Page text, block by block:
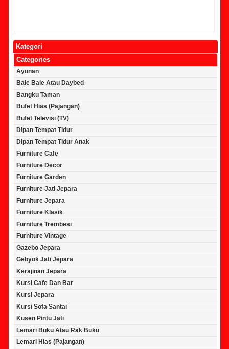
Kategori
Categories
Ayunan
Bale Bale Atau Daybed
Bangku Taman
Bufet Hias (Pajangan)
Bufet Televisi (TV)
Dipan Tempat Tidur
Dipan Tempat Tidur Anak
Furniture Cafe
Furniture Decor
Furniture Garden
Furniture Jati Jepara
Furniture Jepara
Furniture Klasik
Furniture Trembesi
Furniture Vintage
Gazebo Jepara
Gebyok Jati Jepara
Kerajinan Jepara
Kursi Cafe Dan Bar
Kursi Jepara
Kursi Sofa Santai
Kusen Pintu Jati
Lemari Buku Atau Rak Buku
Lemari Hias (Pajangan)